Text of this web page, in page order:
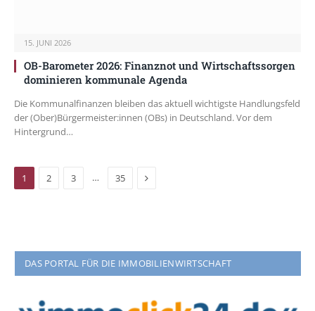
15. JUNI 2026
OB-Barometer 2026: Finanznot und Wirtschaftssorgen
dominieren kommunale Agenda
Die Kommunalfinanzen bleiben das aktuell wichtigste Handlungsfeld
der (Ober)Bürgermeister:innen (OBs) in Deutschland. Vor dem
Hintergrund…
1 2 3 … 35 Next
DAS PORTAL FÜR DIE IMMOBILIENWIRTSCHAFT